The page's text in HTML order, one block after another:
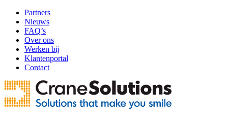
Partners
Nieuws
FAQ’s
Over ons
Werken bij
Klantenportal
Contact